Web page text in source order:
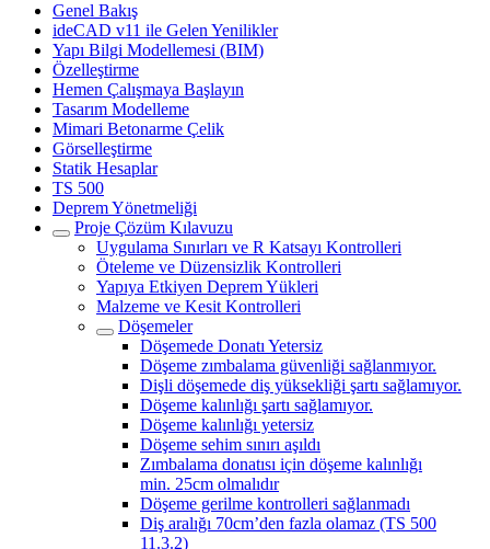
Genel Bakış
ideCAD v11 ile Gelen Yenilikler
Yapı Bilgi Modellemesi (BIM)
Özelleştirme
Hemen Çalışmaya Başlayın
Tasarım Modelleme
Mimari Betonarme Çelik
Görselleştirme
Statik Hesaplar
TS 500
Deprem Yönetmeliği
Proje Çözüm Kılavuzu
Uygulama Sınırları ve R Katsayı Kontrolleri
Öteleme ve Düzensizlik Kontrolleri
Yapıya Etkiyen Deprem Yükleri
Malzeme ve Kesit Kontrolleri
Döşemeler
Döşemede Donatı Yetersiz
Döşeme zımbalama güvenliği sağlanmıyor.
Dişli döşemede diş yüksekliği şartı sağlamıyor.
Döşeme kalınlığı şartı sağlamıyor.
Döşeme kalınlığı yetersiz
Döşeme sehim sınırı aşıldı
Zımbalama donatısı için döşeme kalınlığı
min. 25cm olmalıdır
Döşeme gerilme kontrolleri sağlanmadı
Diş aralığı 70cm’den fazla olamaz (TS 500
11.3.2)